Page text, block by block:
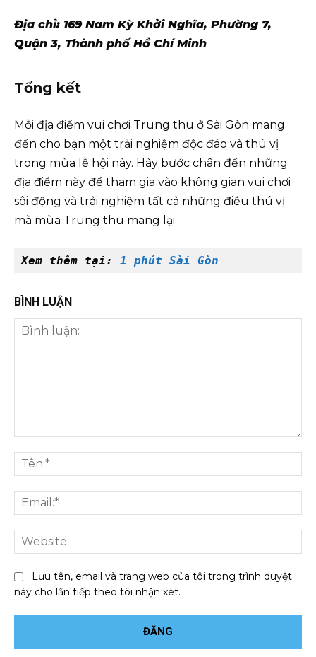
Địa chỉ: 169 Nam Kỳ Khởi Nghĩa, Phường 7,
Quận 3, Thành phố Hồ Chí Minh
Tổng kết
Mỗi địa điểm vui chơi Trung thu ở Sài Gòn mang
đến cho bạn một trải nghiệm độc đáo và thú vị
trong mùa lễ hội này. Hãy bước chân đến những
địa điểm này để tham gia vào không gian vui chơi
sôi động và trải nghiệm tất cả những điều thú vị
mà mùa Trung thu mang lại.
Xem thêm tại: 1 phút Sài Gòn
BÌNH LUẬN
luận:
Lưu tên, email và trang web của tôi trong trình duyệt
này cho lần tiếp theo tôi nhận xét.